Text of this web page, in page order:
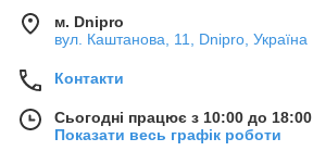
м. Dnipro
вул. Каштанова, 11, Dnipro, Україна
Контакти
Сьогодні працює з 10:00 до 18:00
Показати весь графік роботи